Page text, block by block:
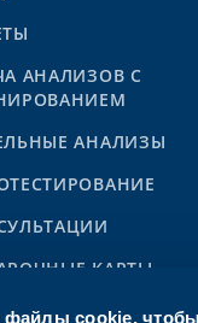
cookie,
АНАЛИЗОВ С
АНАЛИЗЫ
КАРТЫ
SYNLAB